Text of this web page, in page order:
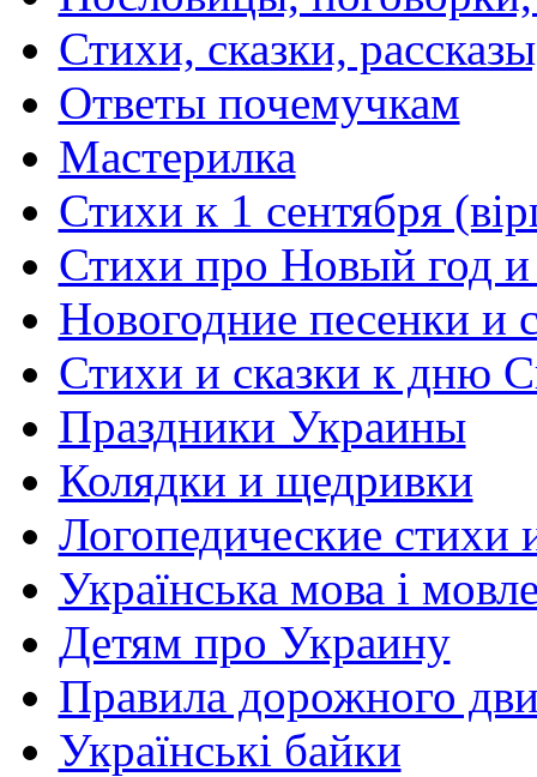
Стихи, сказки,
Ответы почемучкам
Мастерилка
Стихи к 1 сентября
Стихи про Новый год
Новогодние песенки и
Стихи и сказки к дню
Праздники Украины
Колядки и щедривки
Логопедические стихи
Українська мова і
Детям про Украину
Правила дорожного
Українські байки